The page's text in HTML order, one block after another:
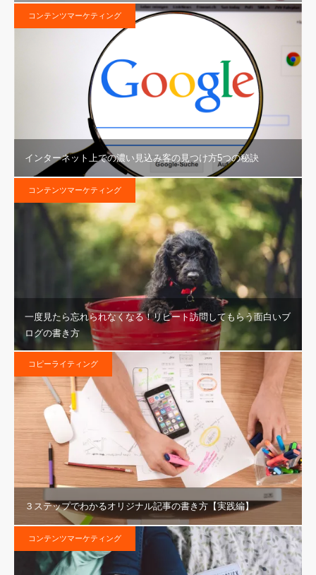
コンテンツマーケティング
インターネット上での濃い見込み客の見つけ方5つの秘訣
コンテンツマーケティング
一度見たら忘れられなくなる！リピート訪問してもらう面白いブ
ログの書き方
コピーライティング
３ステップでわかるオリジナル記事の書き方【実践編】
コンテンツマーケティング